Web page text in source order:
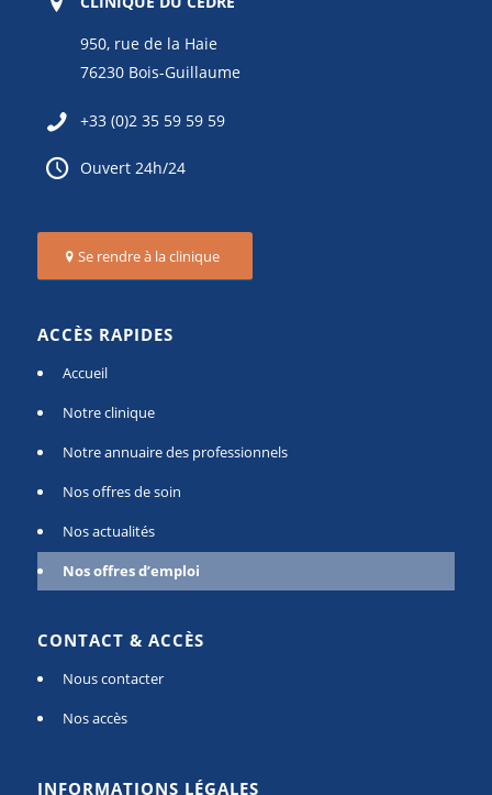
950, rue de la Haie
76230 Bois-Guillaume
+33 (0)2 35 59 59 59
Ouvert 24h/24
Se rendre à la clinique
ACCÈS RAPIDES
Accueil
Notre clinique
Notre annuaire des professionnels
Nos offres de soin
Nos actualités
Nos offres d’emploi
CONTACT & ACCÈS
Nous contacter
Nos accès
INFORMATIONS LÉGALES